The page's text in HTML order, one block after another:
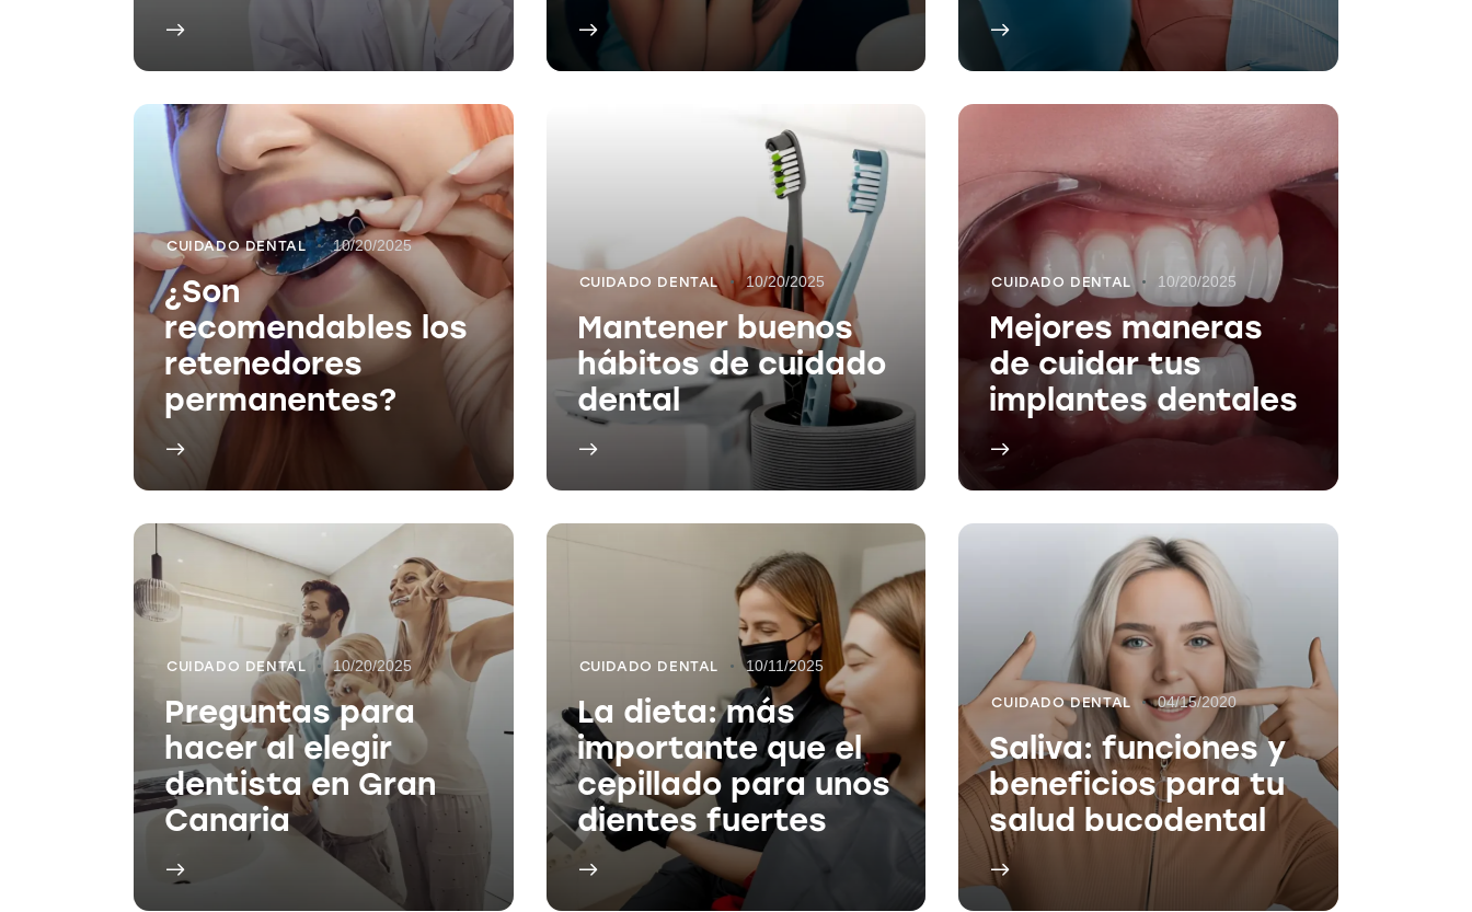
CUIDADO DENTAL 10/20/2025
¿Son
recomendables los
retenedores
permanentes?
CUIDADO DENTAL 10/20/2025
Mantener buenos
hábitos de cuidado
dental
CUIDADO DENTAL 10/20/2025
Mejores maneras
de cuidar tus
implantes dentales
CUIDADO DENTAL 10/20/2025
Preguntas para
hacer al elegir
dentista en Gran
Canaria
CUIDADO DENTAL 10/11/2025
La dieta: más
importante que el
cepillado para unos
dientes fuertes
CUIDADO DENTAL 04/15/2020
Saliva: funciones y
beneficios para tu
salud bucodental